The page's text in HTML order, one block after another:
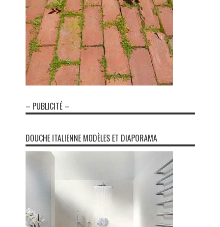
– PUBLICITÉ –
DOUCHE ITALIENNE MODÈLES ET DIAPORAMA